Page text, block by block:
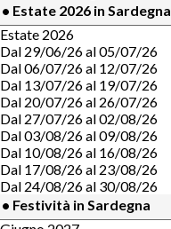
• Estate 2026 in Sardegna
Estate 2026
Dal 29/06/26 al 05/07/26
Dal 06/07/26 al 12/07/26
Dal 13/07/26 al 19/07/26
Dal 20/07/26 al 26/07/26
Dal 27/07/26 al 02/08/26
Dal 03/08/26 al 09/08/26
Dal 10/08/26 al 16/08/26
Dal 17/08/26 al 23/08/26
Dal 24/08/26 al 30/08/26
• Festività in Sardegna